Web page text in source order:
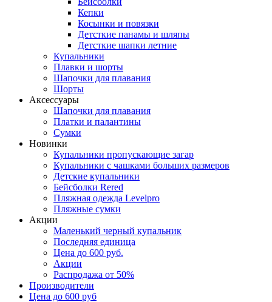
Кепки
Косынки и повязки
Детсткие панамы и шляпы
Детсткие шапки летние
Купальники
Плавки и шорты
Шапочки для плавания
Шорты
Аксессуары
Шапочки для плавания
Платки и палантины
Сумки
Новинки
Купальники пропускающие загар
Купальники с чашками больших размеров
Детские купальники
Бейсболки Rered
Пляжная одежда Levelpro
Пляжные сумки
Акции
Маленький черный купальник
Последняя единица
Цена до 600 руб.
Акции
Распродажа от 50%
Производители
Цена до 600 руб